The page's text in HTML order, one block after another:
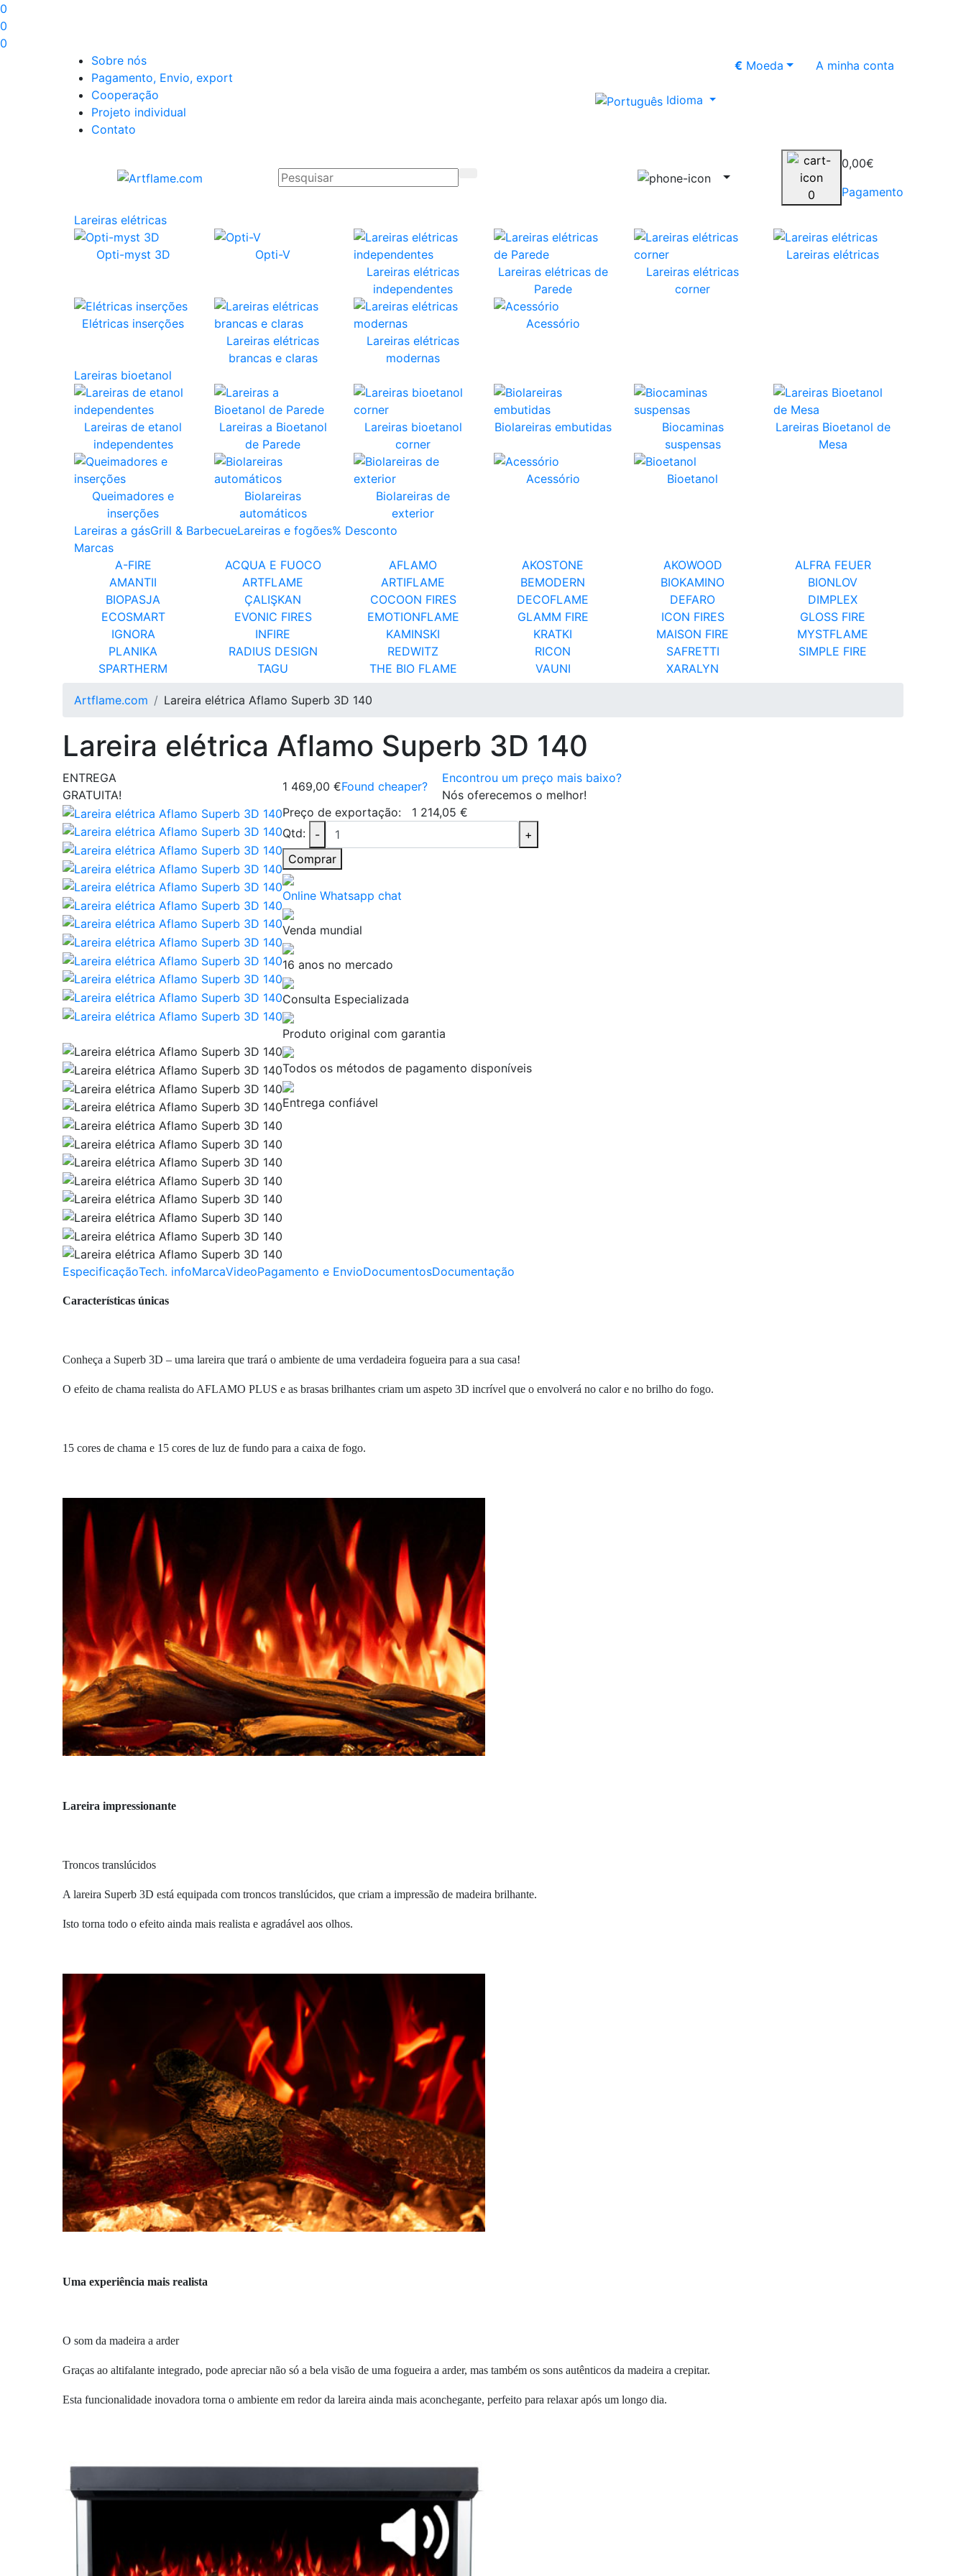
0
0
0
Sobre nós
Pagamento, Envio, export
Cooperação
Projeto individual
Contato
Idioma
€ Moeda A minha conta
0
0,00€
Pagamento
Lareiras elétricas
Opti-myst 3D
Opti-V
Lareiras elétricas
independentes
Lareiras elétricas de
Parede
Lareiras elétricas
corner
Lareiras elétricas
Elétricas inserções
Lareiras elétricas
brancas e claras
Lareiras elétricas
modernas
Acessório
Lareiras bioetanol
Lareiras de etanol
independentes
Lareiras a Bioetanol
de Parede
Lareiras bioetanol
corner
Biolareiras embutidas
Biocaminas
suspensas
Lareiras Bioetanol de
Mesa
Queimadores e
inserções
Biolareiras
automáticos
Biolareiras de
exterior
Acessório Bioetanol
Lareiras a gásGrill & BarbecueLareiras e fogões% Desconto
Marcas
A-FIRE
ACQUA E FUOCO AFLAMO AKOSTONE AKOWOOD
ALFRA FEUER
AMANTII
ARTFLAME ARTIFLAME BEMODERN BIOKAMINO
BIONLOV
BIOPASJA
ÇALIŞKAN COCOON FIRES DECOFLAME DEFARO
DIMPLEX
ECOSMART
EVONIC FIRES EMOTIONFLAME GLAMM FIRE ICON FIRES
GLOSS FIRE
IGNORA
INFIRE KAMINSKI KRATKI MAISON FIRE
MYSTFLAME
PLANIKA
RADIUS DESIGN REDWITZ RICON SAFRETTI
SIMPLE FIRE
SPARTHERM
TAGU THE BIO FLAME VAUNI XARALYN
Artflame.com Lareira elétrica Aflamo Superb 3D 140
Lareira elétrica Aflamo Superb 3D 140
ENTREGA
GRATUITA!
1 469,00 €Found cheaper?
Encontrou um preço mais baixo?
Nós oferecemos o melhor!
Preço de exportação:
1 214,05 €
Qtd:
-
+
Comprar
Online Whatsapp chat
Venda mundial
16 anos no mercado
Consulta Especializada
Produto original com garantia
Todos os métodos de pagamento disponíveis
Entrega confiável
EspecificaçãoTech. infoMarcaVideoPagamento e EnvioDocumentosDocumentação
Características únicas
Conheça a Superb 3D – uma lareira que trará o ambiente de uma verdadeira fogueira para a sua casa!
O efeito de chama realista do AFLAMO PLUS e as brasas brilhantes criam um aspeto 3D incrível que o envolverá no calor e no brilho do fogo.
15 cores de chama e 15 cores de luz de fundo para a caixa de fogo.
Lareira impressionante
Troncos translúcidos
A lareira Superb 3D está equipada com troncos translúcidos, que criam a impressão de madeira brilhante.
Isto torna todo o efeito ainda mais realista e agradável aos olhos.
Uma experiência mais realista
O som da madeira a arder
Graças ao altifalante integrado, pode apreciar não só a bela visão de uma fogueira a arder, mas também os sons autênticos da madeira a crepitar.
Esta funcionalidade inovadora torna o ambiente em redor da lareira ainda mais aconchegante, perfeito para relaxar após um longo dia.